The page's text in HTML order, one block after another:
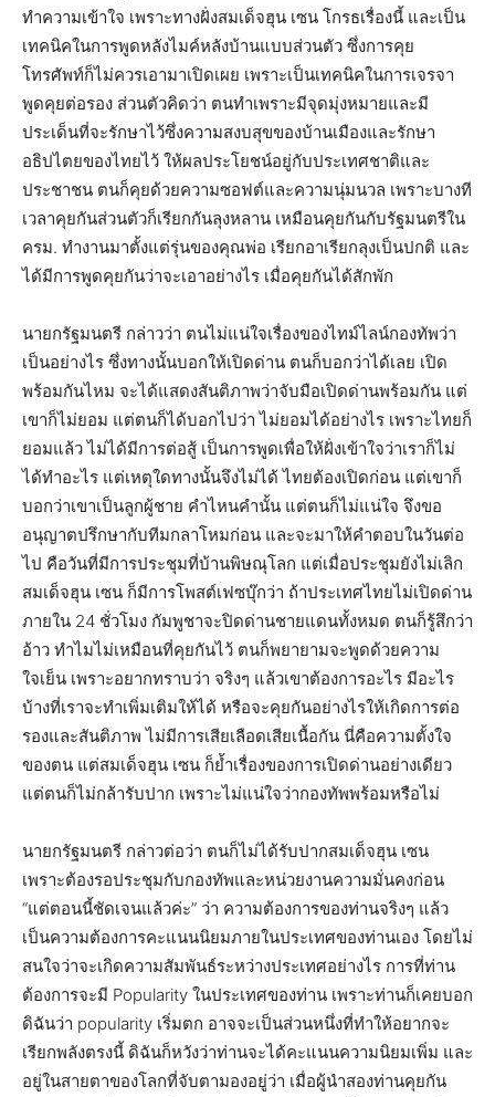
ทำความเข้าใจ เพราะทางฝั่งสมเด็จฮุน เซน โกรธเรื่องนี้ และเป็น
เทคนิคในการพูดหลังไมค์หลังบ้านแบบส่วนตัว ซึ่งการคุย
โทรศัพท์ก็ไม่ควรเอามาเปิดเผย เพราะเป็นเทคนิคในการเจรจา
พูดคุยต่อรอง ส่วนตัวคิดว่า ตนทำเพราะมีจุดมุ่งหมายและมี
ประเด็นที่จะรักษาไว้ซึ่งความสงบสุขของบ้านเมืองและรักษา
อธิปไตยของไทยไว้ ให้ผลประโยชน์อยู่กับประเทศชาติและ
ประชาชน ตนก็คุยด้วยความซอฟต์และความนุ่มนวล เพราะบางที
เวลาคุยกันส่วนตัวก็เรียกกันลุงหลาน เหมือนคุยกันกับรัฐมนตรีใน
ครม. ทำงานมาตั้งแต่รุ่นของคุณพ่อ เรียกอาเรียกลุงเป็นปกติ และ
ได้มีการพูดคุยกันว่าจะเอาอย่างไร เมื่อคุยกันได้สักพัก
นายกรัฐมนตรี กล่าวว่า ตนไม่แน่ใจเรื่องของไทม์ไลน์กองทัพว่า
เป็นอย่างไร ซึ่งทางนั้นบอกให้เปิดด่าน ตนก็บอกว่าได้เลย เปิด
พร้อมกันไหม จะได้แสดงสันติภาพว่าจับมือเปิดด่านพร้อมกัน แต่
เขาก็ไม่ยอม แต่ตนก็ได้บอกไปว่า ไม่ยอมได้อย่างไร เพราะไทยก็
ยอมแล้ว ไม่ได้มีการต่อสู้ เป็นการพูดเพื่อให้ฝั่งเข้าใจว่าเราก็ไม่
ได้ทำอะไร แต่เหตุใดทางนั้นจึงไม่ได้ ไทยต้องเปิดก่อน แต่เขาก็
บอกว่าเขาเป็นลูกผู้ชาย คำไหนคำนั้น แต่ตนก็ไม่แน่ใจ จึงขอ
อนุญาตปรึกษากับทีมกลาโหมก่อน และจะมาให้คำตอบในวันต่อ
ไป คือวันที่มีการประชุมที่บ้านพิษณุโลก แต่เมื่อประชุมยังไม่เลิก
สมเด็จฮุน เซน ก็มีการโพสต์เฟซบุ๊กว่า ถ้าประเทศไทยไม่เปิดด่าน
ภายใน 24 ชั่วโมง กัมพูชาจะปิดด่านชายแดนทั้งหมด ตนก็รู้สึกว่า
อ้าว ทำไมไม่เหมือนที่คุยกันไว้ ตนก็พยายามจะพูดด้วยความ
ใจเย็น เพราะอยากทราบว่า จริงๆ แล้วเขาต้องการอะไร มีอะไร
บ้างที่เราจะทำเพิ่มเติมให้ได้ หรือจะคุยกันอย่างไรให้เกิดการต่อ
รองและสันติภาพ ไม่มีการเสียเลือดเสียเนื้อกัน นี่คือความตั้งใจ
ของตน แต่สมเด็จฮุน เซน ก็ย้ำเรื่องของการเปิดด่านอย่างเดียว
แต่ตนก็ไม่กล้ารับปาก เพราะไม่แน่ใจว่ากองทัพพร้อมหรือไม่
นายกรัฐมนตรี กล่าวต่อว่า ตนก็ไม่ได้รับปากสมเด็จฮุน เซน
เพราะต้องรอประชุมกับกองทัพและหน่วยงานความมั่นคงก่อน
“แต่ตอนนี้ชัดเจนแล้วค่ะ” ว่า ความต้องการของท่านจริงๆ แล้ว
เป็นความต้องการคะแนนนิยมภายในประเทศของท่านเอง โดยไม่
สนใจว่าจะเกิดความสัมพันธ์ระหว่างประเทศอย่างไร การที่ท่าน
ต้องการจะมี Popularity ในประเทศของท่าน เพราะท่านก็เคยบอก
ดิฉันว่า popularity เริ่มตก อาจจะเป็นส่วนหนึ่งที่ทำให้อยากจะ
เรียกพลังตรงนี้ ดิฉันก็หวังว่าท่านจะได้คะแนนความนิยมเพิ่ม และ
อยู่ในสายตาของโลกที่จับตามองอยู่ว่า เมื่อผู้นำสองท่านคุยกัน